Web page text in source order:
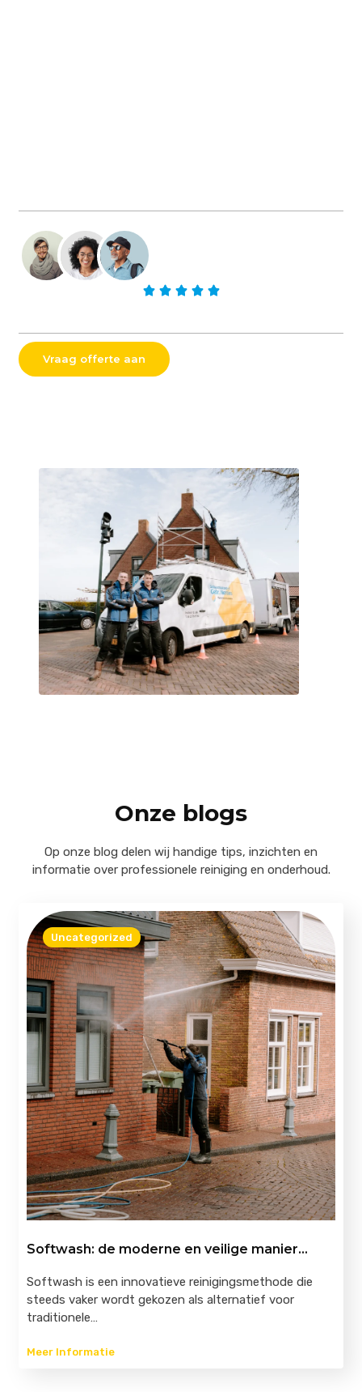
Vraag offerte aan
Onze blogs
Op onze blog delen wij handige tips, inzichten en
informatie over professionele reiniging en onderhoud.
Uncategorized
Softwash: de moderne en veilige manier…
Softwash is een innovatieve reinigingsmethode die
steeds vaker wordt gekozen als alternatief voor
traditionele…
Meer Informatie